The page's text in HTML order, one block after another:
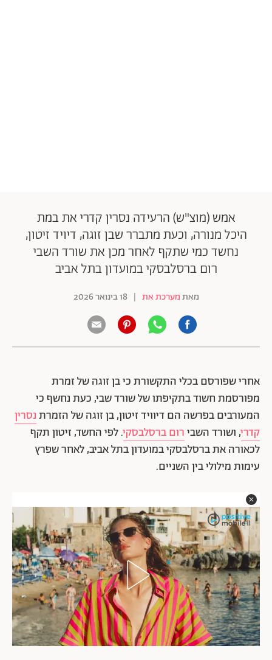
אמש (מוצ"ש) הרעידה נסרין קדרי את במת
היכל מנורה, וכעת מתברר שבן זוגה, דיויד זיטון,
נחשד כמי שתקף לאחר מכן את שורד השבי
רום ברסלבסקי במועדון בתל אביב
מאתמערכת את | 18 בינואר 2026
אחרי שפורסם בכלי התקשורת כי בן זוגה של זמרת
מפורסמת חשוד בתקיפתו של שורד שבי, כעת נחשף כי
המעורבים בפרשה הם דיוויד זיטון, בן זוגה של הזמרתנסרין
קדרי, ושורד השבירום ברסלבסקי. לפי החשד, זיטון תקף
לכאורה את ברסלבסקי במועדון בתל אביב, לאחר שפרץ
עימות מילולי בין השניים.